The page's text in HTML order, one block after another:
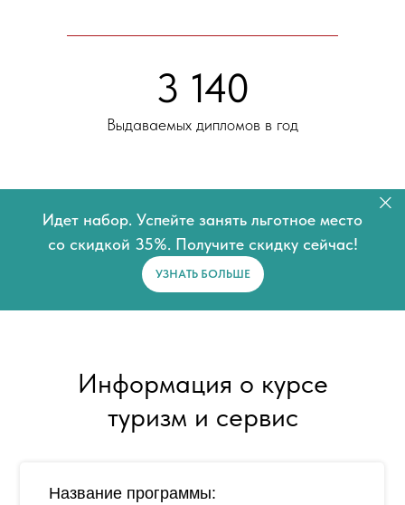
3 140
Выдаваемых дипломов в год
Идет набор. Успейте занять льготное место
со скидкой 35%. Получите скидку сейчас!
УЗНАТЬ БОЛЬШЕ
Информация о курсе
туризм и сервис
Название программы: